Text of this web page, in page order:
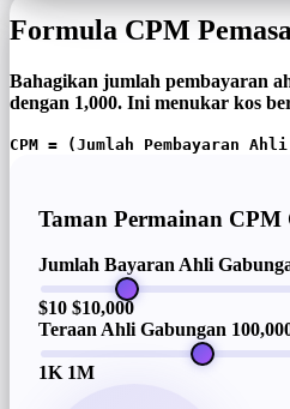
Formula CPM
Bahagikan jumlah pembayaran
dengan 1,000. Ini menukar kos
CPM = (Jumlah Pembayaran
Taman Permainan CPM
Jumlah Bayaran Ahli
$10 $10,000
Teraan Ahli Gabungan
1K 1M